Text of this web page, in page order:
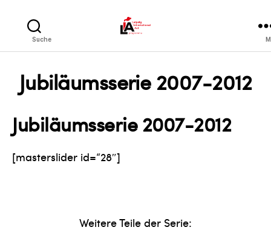
Suche
Jubiläumsserie 2007-2012
Jubiläumsserie 2007-2012
[masterslider id=“28″]
Weitere Teile der Serie: